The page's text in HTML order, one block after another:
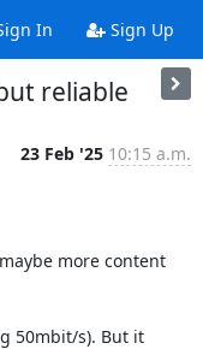
In Sign Up
reliable
23 Feb '25 10:15 a.m.
more content
50mbit/s). But it